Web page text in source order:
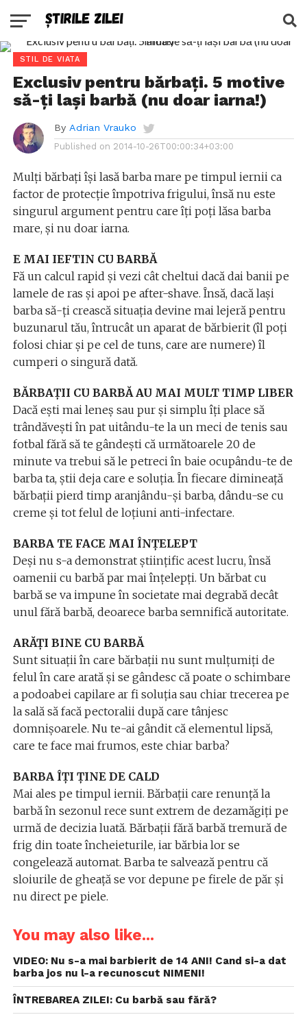
STIL DE VIATA
Exclusiv pentru bărbați. 5 motive
să-ți lași barbă (nu doar iarna!)
By Adrian Vrauko
Published on 2014-10-26T00:00:34+03:00
Mulți bărbați își lasă barba mare pe timpul iernii ca
factor de protecție împotriva frigului, însă nu este
singurul argument pentru care îți poți lăsa barba
mare, și nu doar iarna.
E MAI IEFTIN CU BARBĂ
Fă un calcul rapid și vezi cât cheltui dacă dai banii pe
lamele de ras și apoi pe after-shave. Însă, dacă lași
barba să-ți crească situația devine mai lejeră pentru
buzunarul tău, întrucât un aparat de bărbierit (îl poți
folosi chiar și pe cel de tuns, care are numere) îl
cumperi o singură dată.
BĂRBAȚII CU BARBĂ AU MAI MULT TIMP LIBER
Dacă ești mai leneș sau pur și simplu îți place să
trândăvești în pat uitându-te la un meci de tenis sau
fotbal fără să te gândești că următoarele 20 de
minute va trebui să le petreci în baie ocupându-te de
barba ta, știi deja care e soluția. În fiecare dimineață
bărbații pierd timp aranjându-și barba, dându-se cu
creme și tot felul de loțiuni anti-infectare.
BARBA TE FACE MAI ÎNȚELEPT
Deși nu s-a demonstrat științific acest lucru, însă
oamenii cu barbă par mai înțelepți. Un bărbat cu
barbă se va impune în societate mai degrabă decât
unul fără barbă, deoarece barba semnifică autoritate.
ARĂȚI BINE CU BARBĂ
Sunt situații în care bărbații nu sunt mulțumiți de
felul în care arată și se gândesc că poate o schimbare
a podoabei capilare ar fi soluția sau chiar trecerea pe
la sală să facă pectoralii după care tânjesc
domnișoarele. Nu te-ai gândit că elementul lipsă,
care te face mai frumos, este chiar barba?
BARBA ÎȚI ȚINE DE CALD
Mai ales pe timpul iernii. Bărbații care renunță la
barbă în sezonul rece sunt extrem de dezamăgiți pe
urmă de decizia luată. Bărbații fără barbă tremură de
frig din toate încheieturile, iar bărbia lor se
congelează automat. Barba te salvează pentru că
sloiurile de gheață se vor depune pe firele de păr și
nu direct pe piele.
You may also like...
VIDEO: Nu s-a mai barbierit de 14 ANI! Cand si-a dat
barba jos nu l-a recunoscut NIMENI!
ÎNTREBAREA ZILEI: Cu barbă sau fără?